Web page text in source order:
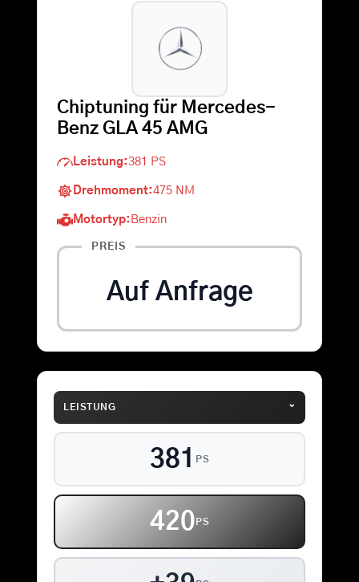
Warenkorb
Chiptuning für Mercedes-
Benz GLA 45 AMG
Leistung:381 PS
Drehmoment:475 NM
Motortyp: Benzin
PREIS
Auf Anfrage
LEISTUNG ⌄
381 PS
420 PS